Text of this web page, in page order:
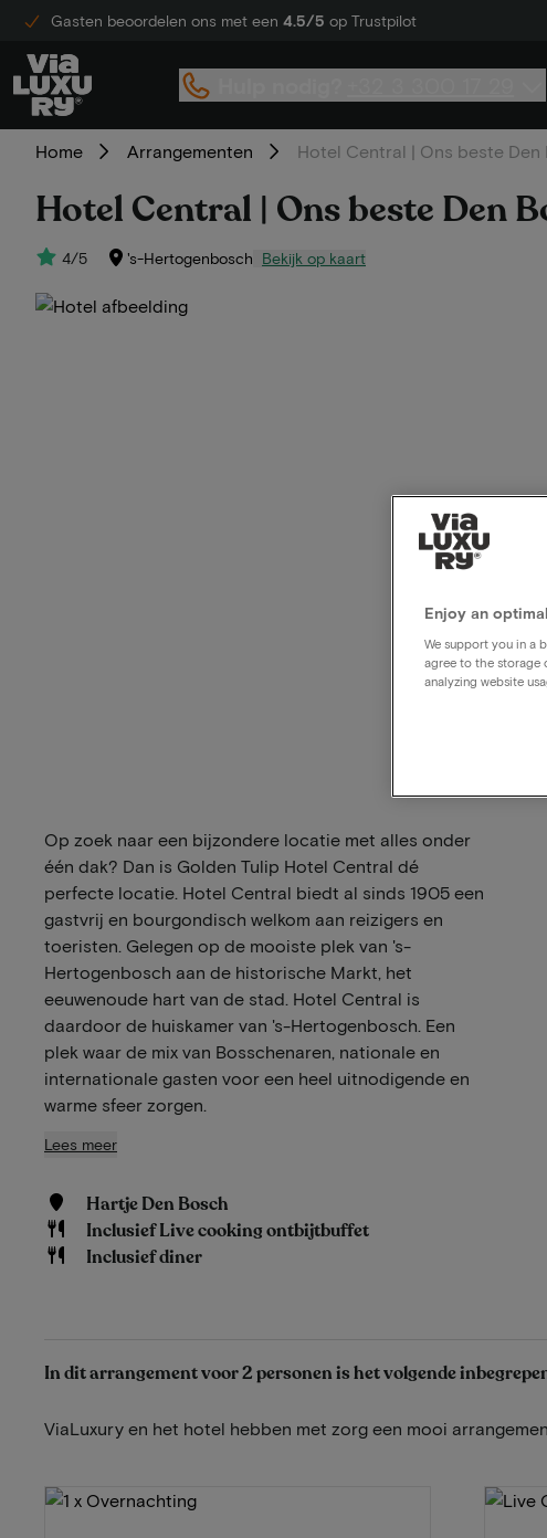
Gasten beoordelen ons met een 4.5/5 op Trustpilot
Home Arrangementen Hotel Central | Ons beste Den
Hotel Central | Ons beste Den
4/5 's-Hertogenbosch Bekijk op kaart
Op zoek naar een bijzondere locatie met alles onder
één dak? Dan is Golden Tulip Hotel Central dé
perfecte locatie. Hotel Central biedt al sinds 1905 een
gastvrij en bourgondisch welkom aan reizigers en
toeristen. Gelegen op de mooiste plek van 's-
Hertogenbosch aan de historische Markt, het
eeuwenoude hart van de stad. Hotel Central is
daardoor de huiskamer van 's-Hertogenbosch. Een
plek waar de mix van Bosschenaren, nationale en
internationale gasten voor een heel uitnodigende en
warme sfeer zorgen.
Lees meer
Hartje Den Bosch
Inclusief Live cooking ontbijtbuffet
Inclusief diner
In dit arrangement voor 2 personen is het volgende
ViaLuxury en het hotel hebben met zorg een mooi
Enjoy an
We support you in a
agree to the storage
analyzing website